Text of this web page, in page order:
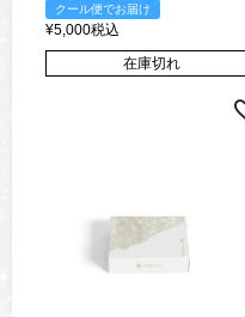
クール便でお届け
¥5,000税込
在庫切れ